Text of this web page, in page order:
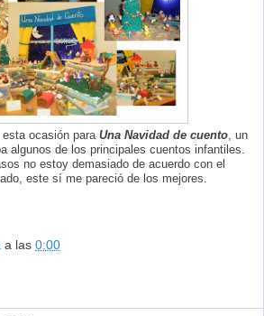
esta ocasión para Una Navidad de cuento, un
algunos de los principales cuentos infantiles.
no estoy demasiado de acuerdo con el
este sí me pareció de los mejores.
a las 0:00